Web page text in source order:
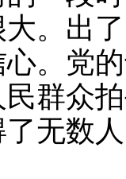
。出
。党
群众
无数